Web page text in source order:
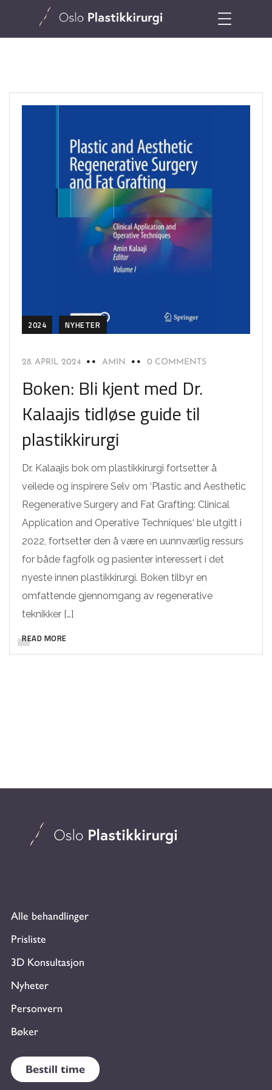
2024 NYHETER
28. APRIL 2024 AMIN 0 COMMENTS
Boken: Bli kjent med Dr.
Kalaajis tidløse guide til
plastikkirurgi
Dr. Kalaajis bok om plastikkirurgi fortsetter å
veilede og inspirere Selv om ‘Plastic and Aesthetic
Regenerative Surgery and Fat Grafting: Clinical
Application and Operative Techniques‘ ble utgitt i
2022, fortsetter den å være en uunnværlig ressurs
for både fagfolk og pasienter interessert i det
nyeste innen plastikkirurgi. Boken tilbyr en
omfattende gjennomgang av regenerative
teknikker […]
READ MORE
Alle behandlinger
Prisliste
3D Konsultasjon
Nyheter
Personvern
Bøker
Bestill time